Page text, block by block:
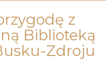
z
Biblioteką
Zdroju